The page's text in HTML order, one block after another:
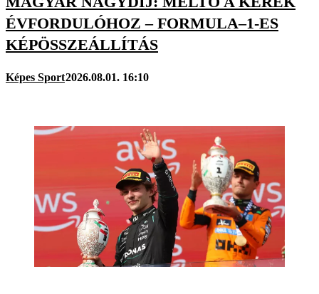
ÉVFORDULÓHOZ – FORMULA–1-ES
KÉPÖSSZEÁLLÍTÁS
Képes Sport2026.08.01. 16:10